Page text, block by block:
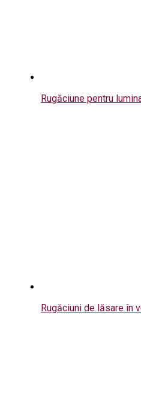
Rugăciune pentru
Rugăciuni de lăsare în